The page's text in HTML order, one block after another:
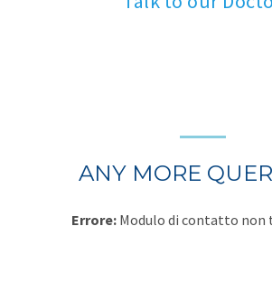
ANY MORE
Errore: Modulo di contatto non